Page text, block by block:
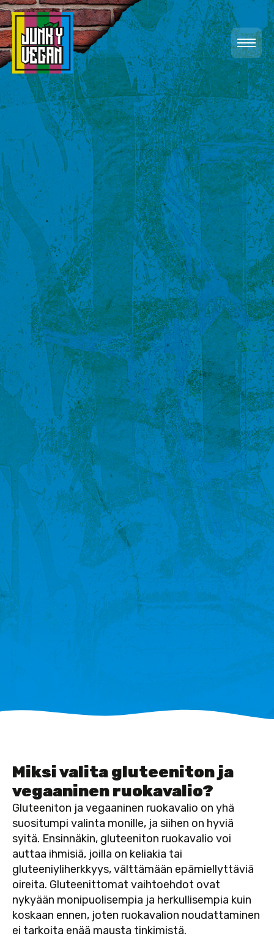
vegaanivaihtoehdot
Miksi valita gluteeniton ja
vegaaninen ruokavalio?
Gluteeniton ja vegaaninen ruokavalio on yhä
suositumpi valinta monille, ja siihen on hyviä
syitä. Ensinnäkin, gluteeniton ruokavalio voi
auttaa ihmisiä, joilla on keliakia tai
gluteeniyliherkkyys, välttämään epämiellyttäviä
oireita. Gluteenittomat vaihtoehdot ovat
nykyään monipuolisempia ja herkullisempia kuin
koskaan ennen, joten ruokavalion noudattaminen
ei tarkoita enää mausta tinkimistä.